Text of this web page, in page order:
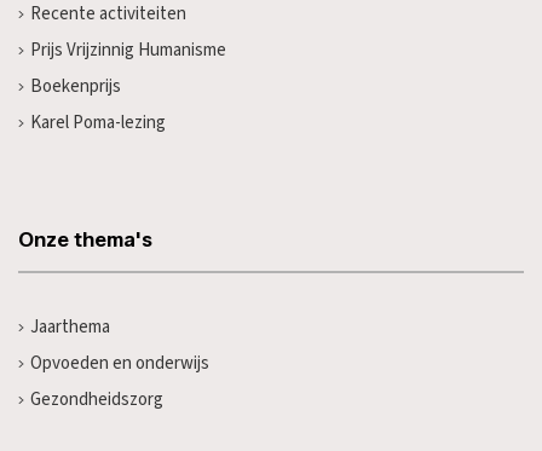
Recente activiteiten
Prijs Vrijzinnig Humanisme
Boekenprijs
Karel Poma-lezing
Onze thema's
Jaarthema
Opvoeden en onderwijs
Gezondheidszorg